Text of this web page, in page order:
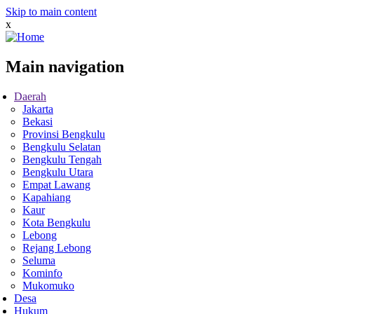
Skip to main content
x
Main navigation
Daerah
Jakarta
Bekasi
Provinsi Bengkulu
Bengkulu Selatan
Bengkulu Tengah
Bengkulu Utara
Empat Lawang
Kapahiang
Kaur
Kota Bengkulu
Lebong
Rejang Lebong
Seluma
Kominfo
Mukomuko
Desa
Hukum